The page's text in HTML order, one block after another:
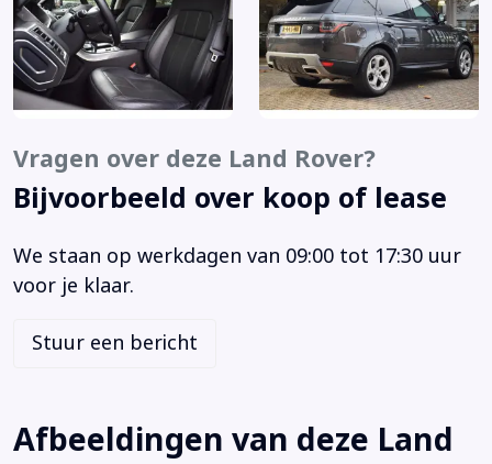
Afdaal assistent
Alarm klasse 1(startblokkering)
Aluminium interieur afwerking
Anti Blokkeer Systeem
Armsteun achter
Armsteun voor
Automatisch dimmende binnenspiegel (031CG)
Autonomous Emergency Braking
Bestuurdersairbag
Brake Assist System
Vragen over deze Land Rover?
Bijvoorbeeld over koop of lease
We staan op werkdagen van 09:00 tot 17:30 uur
voor je klaar.
Stuur een bericht
Afbeeldingen van deze Land